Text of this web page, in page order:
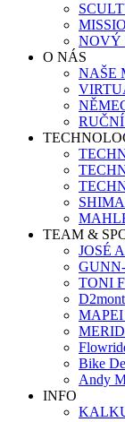
NOVÝ
O NÁS
NAŠE
TEAM &
JOSÉ
TONI
Bike
Andy
INFO